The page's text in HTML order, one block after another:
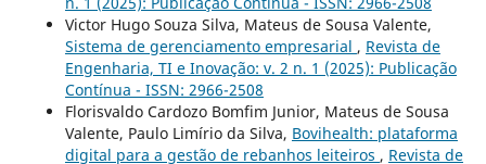
Victor Hugo Souza Silva, Mateus de Sousa Valente,
Sistema de gerenciamento empresarial , Revista de
Engenharia, TI e Inovação: v. 2 n. 1 (2025): Publicação
Contínua - ISSN: 2966-2508
Florisvaldo Cardozo Bomfim Junior, Mateus de Sousa
Valente, Paulo Limírio da Silva, Bovihealth: plataforma
digital para a gestão de rebanhos leiteiros , Revista de